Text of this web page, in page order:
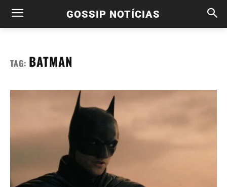
GOSSIP NOTÍCIAS
TAG: BATMAN